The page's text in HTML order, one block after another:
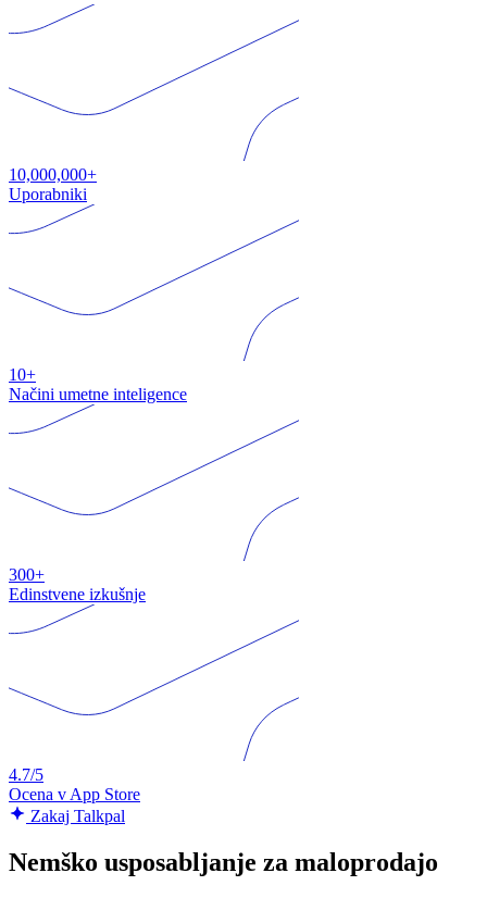
10,000,000+
Uporabniki
10+
Načini umetne inteligence
300+
Edinstvene izkušnje
4.7/5
Ocena v App Store
Zakaj Talkpal
Nemško usposabljanje za maloprodajo